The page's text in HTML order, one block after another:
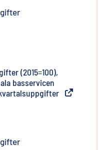
(2015=100),
basservicen
Extern länk